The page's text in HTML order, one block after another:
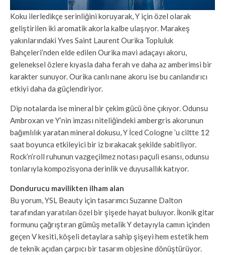
Koku ilerledikçe serinliğini koruyarak, Y için özel olarak
geliştirilen iki aromatik akorla kalbe ulaşıyor. Marakeş
yakınlarındaki Yves Saint Laurent Ourika Topluluk
Bahçeleri’nden elde edilen Ourika mavi adaçayı akoru,
geleneksel özlere kıyasla daha ferah ve daha az amberimsi bir
karakter sunuyor. Ourika canlı nane akoru ise bu canlandırıcı
etkiyi daha da güçlendiriyor.
Dip notalarda ise mineral bir çekim gücü öne çıkıyor. Odunsu
Ambroxan ve Y’nin imzası niteliğindeki ambergris akorunun
bağımlılık yaratan mineral dokusu, Y İced Cologne ’u ciltte 12
saat boyunca etkileyici bir iz bırakacak şekilde sabitliyor.
Rock’n’roll ruhunun vazgeçilmez notası paçuli esansı, odunsu
tonlarıyla kompozisyona derinlik ve duyusallık katıyor.
Dondurucu mavilikten ilham alan
Bu yorum, YSL Beauty için tasarımcı Suzanne Dalton
tarafından yaratılan özel bir şişede hayat buluyor. İkonik gitar
formunu çağrıştıran gümüş metalik Y detayıyla camın içinden
geçen V kesiti, köşeli detaylara sahip şişeyi hem estetik hem
de teknik açıdan çarpıcı bir tasarım objesine dönüştürüyor.